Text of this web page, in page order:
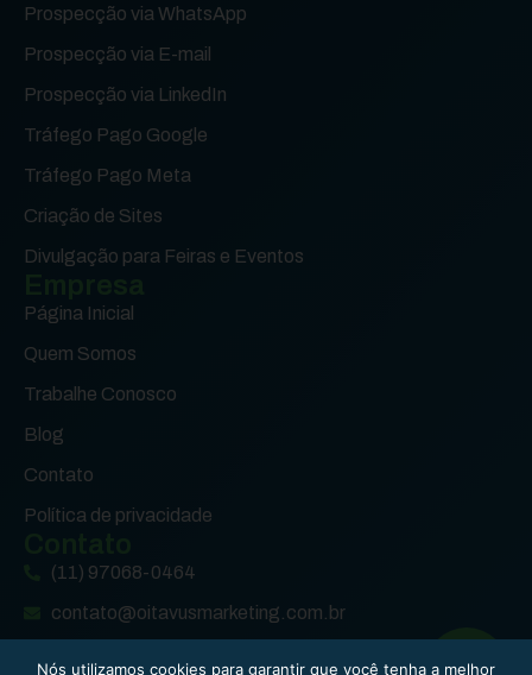
Prospecção via WhatsApp
Prospecção via E-mail
Prospecção via LinkedIn
Tráfego Pago Google
Tráfego Pago Meta
Criação de Sites
Divulgação para Feiras e Eventos
Página Inicial
Quem Somos
Trabalhe Conosco
Blog
Contato
Política de privacidade
(11) 97068-0464
contato@oitavusmarketing.com.br
Nós utilizamos cookies para garantir que você tenha a melhor